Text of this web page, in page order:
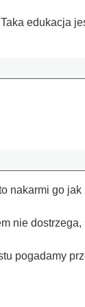
edukacja
nakarmi go jak
nie dostrzega,
pogadamy